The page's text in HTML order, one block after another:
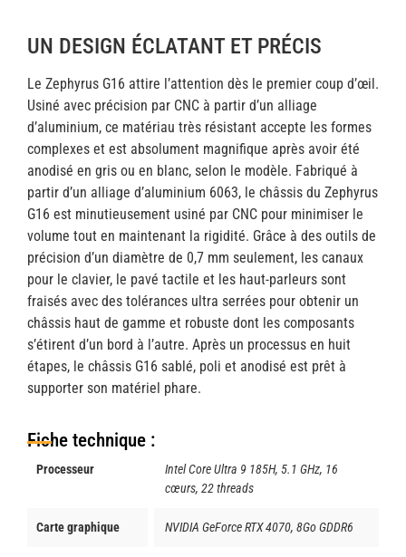
UN DESIGN ÉCLATANT ET PRÉCIS
Le Zephyrus G16 attire l’attention dès le premier coup d’œil.
Usiné avec précision par CNC à partir d’un alliage
d’aluminium, ce matériau très résistant accepte les formes
complexes et est absolument magnifique après avoir été
anodisé en gris ou en blanc, selon le modèle. Fabriqué à
partir d’un alliage d’aluminium 6063, le châssis du Zephyrus
G16 est minutieusement usiné par CNC pour minimiser le
volume tout en maintenant la rigidité. Grâce à des outils de
précision d’un diamètre de 0,7 mm seulement, les canaux
pour le clavier, le pavé tactile et les haut-parleurs sont
fraisés avec des tolérances ultra serrées pour obtenir un
châssis haut de gamme et robuste dont les composants
s’étirent d’un bord à l’autre. Après un processus en huit
étapes, le châssis G16 sablé, poli et anodisé est prêt à
supporter son matériel phare.
Fiche technique :
Processeur
Intel Core Ultra 9 185H, 5.1 GHz, 16
cœurs, 22 threads
Carte graphique NVIDIA GeForce RTX 4070, 8Go GDDR6